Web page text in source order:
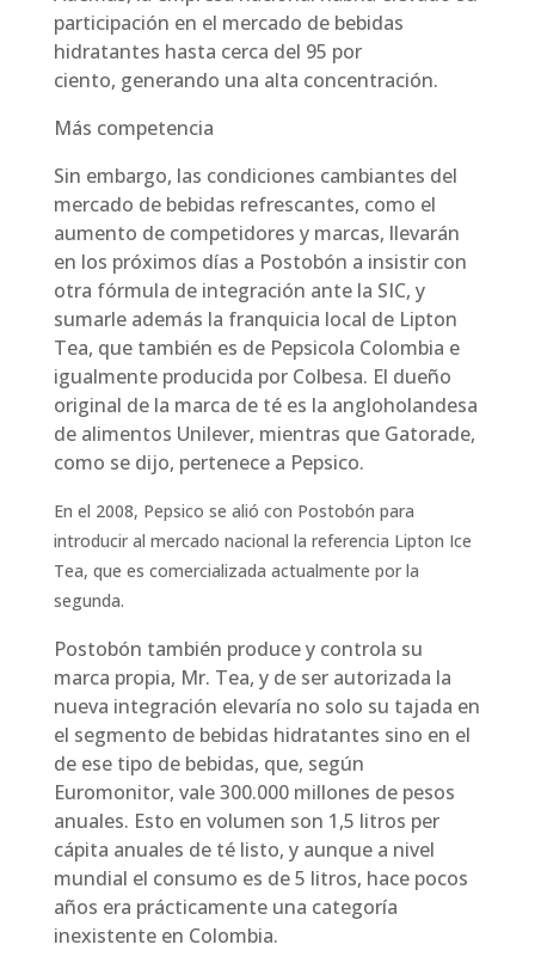
participación en el mercado de bebidas
hidratantes hasta cerca del 95 por
ciento, generando una alta concentración.
Más competencia
Sin embargo, las condiciones cambiantes del
mercado de bebidas refrescantes, como el
aumento de competidores y marcas, llevarán
en los próximos días a Postobón a insistir con
otra fórmula de integración ante la SIC, y
sumarle además la franquicia local de Lipton
Tea, que también es de Pepsicola Colombia e
igualmente producida por Colbesa. El dueño
original de la marca de té es la angloholandesa
de alimentos Unilever, mientras que Gatorade,
como se dijo, pertenece a Pepsico.
En el 2008, Pepsico se alió con Postobón para
introducir al mercado nacional la referencia Lipton Ice
Tea, que es comercializada actualmente por la
segunda.
Postobón también produce y controla su
marca propia, Mr. Tea, y de ser autorizada la
nueva integración elevaría no solo su tajada en
el segmento de bebidas hidratantes sino en el
de ese tipo de bebidas, que, según
Euromonitor, vale 300.000 millones de pesos
anuales. Esto en volumen son 1,5 litros per
cápita anuales de té listo, y aunque a nivel
mundial el consumo es de 5 litros, hace pocos
años era prácticamente una categoría
inexistente en Colombia.